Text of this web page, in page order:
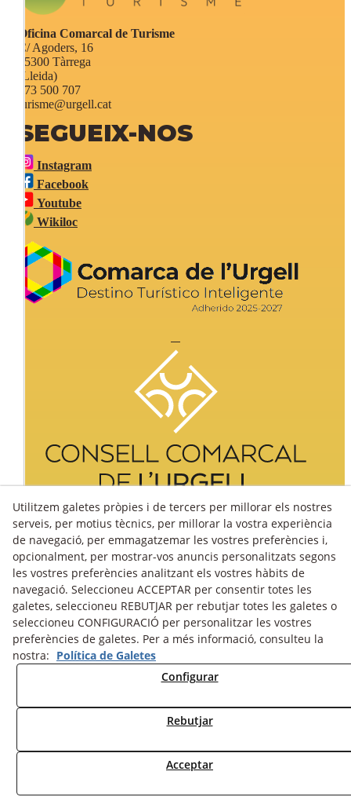
Oficina Comarcal de Turisme
C/ Agoders, 16
25300 Tàrrega
(Lleida)
973 500 707
turisme@urgell.cat
SEGUEIX-NOS
Instagram
Facebook
Youtube
Wikiloc
Avís Legal Política Cookies
Utilitzem galetes pròpies i de tercers per millorar els nostres
serveis, per motius tècnics, per millorar la vostra experiència
de navegació, per emmagatzemar les vostres preferències i,
opcionalment, per mostrar-vos anuncis personalitzats segons
les vostres preferències analitzant els vostres hàbits de
navegació. Seleccioneu ACCEPTAR per consentir totes les
galetes, seleccioneu REBUTJAR per rebutjar totes les galetes o
seleccioneu CONFIGURACIÓ per personalitzar les vostres
preferències de galetes. Per a més informació, consulteu la
nostra: Política de Galetes
Configurar
Rebutjar
Acceptar